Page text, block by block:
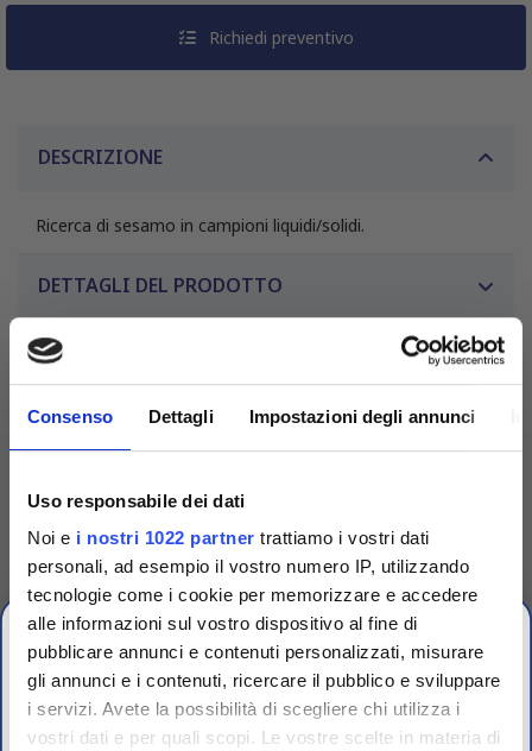
Consenso Dettagli Impostazioni degli annunci
Uso responsabile dei dati
Noi e i nostri 1022 partner trattiamo i vostri dati
personali, ad esempio il vostro numero IP, utilizzando
tecnologie come i cookie per memorizzare e accedere
alle informazioni sul vostro dispositivo al fine di
pubblicare annunci e contenuti personalizzati, misurare
gli annunci e i contenuti, ricercare il pubblico e sviluppare
i servizi. Avete la possibilità di scegliere chi utilizza i
vostri dati e per quali scopi. Le vostre scelte in materia di
Richiedi preventivo
DESCRIZIONE
Ricerca di sesamo in campioni liquidi/solidi.
DETTAGLI DEL PRODOTTO
Competenza
OFFERTE PROMO